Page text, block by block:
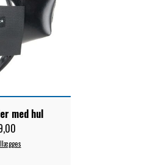
med hul